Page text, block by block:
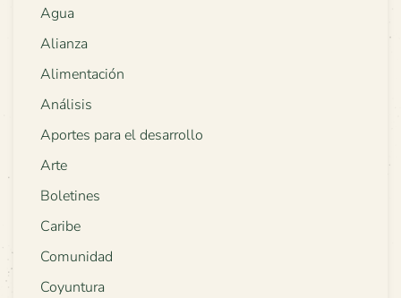
Agua
Alianza
Alimentación
Análisis
Aportes para el desarrollo
Arte
Boletines
Caribe
Comunidad
Coyuntura